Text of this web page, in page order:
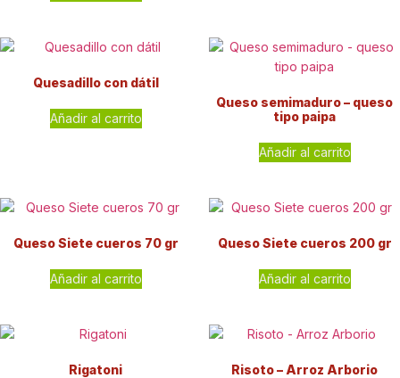
Quesadillo con dátil
Añadir al carrito
Queso semimaduro – queso
tipo paipa
Añadir al carrito
Queso Siete cueros 70 gr
Añadir al carrito
Queso Siete cueros 200 gr
Añadir al carrito
Rigatoni Risoto – Arroz Arborio